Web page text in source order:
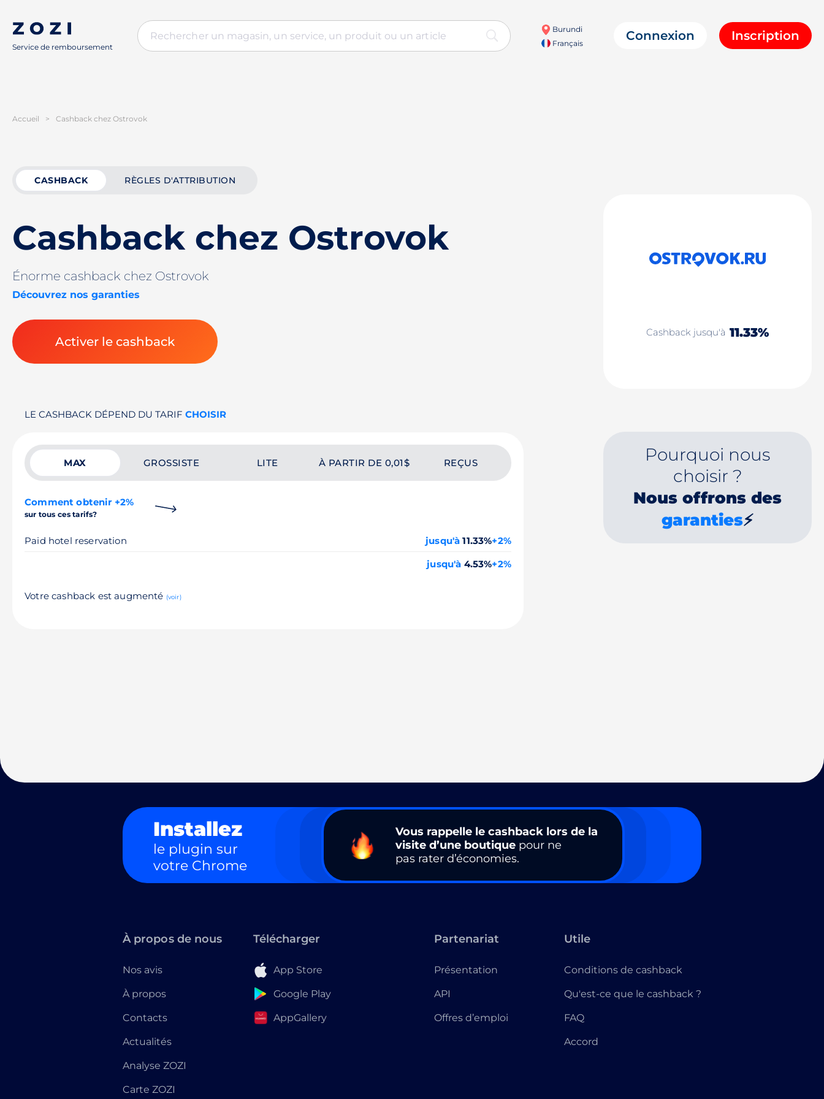
Service de remboursement
Burundi
Français
Connexion Inscription
Accueil > Cashback chez Ostrovok
CASHBACK RÈGLES D'ATTRIBUTION
Cashback chez Ostrovok
Énorme cashback chez Ostrovok
Découvrez nos garanties
Activer le cashback
Cashback jusqu'à 11.33%
LE CASHBACK DÉPEND DU TARIF CHOISIR
MAX GROSSISTE LITE À PARTIR DE 0,01$ REÇUS
Comment obtenir +2%
sur tous ces tarifs?
Paid hotel reservation jusqu'à 11.33%+2%
jusqu'à 4.53%+2%
Votre cashback est augmenté (voir)
Pourquoi nous
choisir ?
Nous offrons des
garanties⚡
Installez
le plugin sur
votre Chrome
Vous rappelle le cashback lors de la
visite d’une boutique pour ne
pas rater d’économies.
À propos de nous
Nos avis
À propos
Contacts
Actualités
Analyse ZOZI
Carte ZOZI
Télécharger
App Store
Google Play
AppGallery
Partenariat
Présentation
API
Offres d’emploi
Utile
Conditions de cashback
Qu'est-ce que le cashback ?
FAQ
Accord